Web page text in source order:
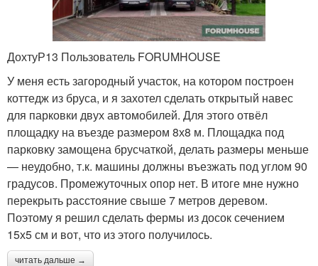
ДохтуР13 Пользователь FORUMHOUSE
У меня есть загородный участок, на котором построен
коттедж из бруса, и я захотел сделать открытый навес
для парковки двух автомобилей. Для этого отвёл
площадку на въезде размером 8х8 м. Площадка под
парковку замощена брусчаткой, делать размеры меньше
— неудобно, т.к. машины должны въезжать под углом 90
градусов. Промежуточных опор нет. В итоге мне нужно
перекрыть расстояние свыше 7 метров деревом.
Поэтому я решил сделать фермы из досок сечением
15х5 см и вот, что из этого получилось.
читать дальше →